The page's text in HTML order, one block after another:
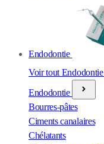
Endodontie
Voir tout Endodontie
Endodontie
Bourres-pâtes
Ciments canalaires
Chélatants